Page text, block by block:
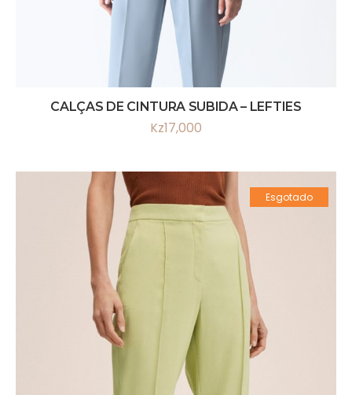
CALÇAS DE CINTURA SUBIDA – LEFTIES
Kz17,000
Esgotado